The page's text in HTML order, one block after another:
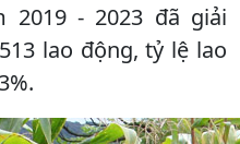
2019 - 2023 đã giải
lao động, tỷ lệ lao